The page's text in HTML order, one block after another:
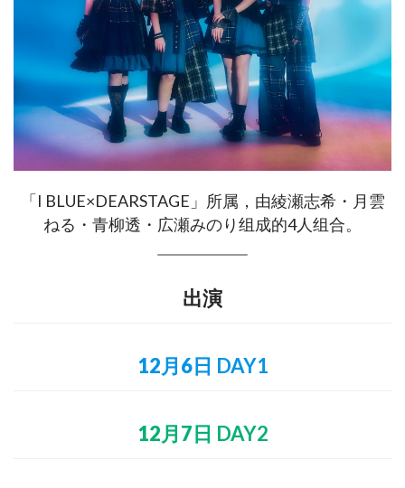
「I BLUE×DEARSTAGE」所属，由綾瀬志希・月雲
ねる・青柳透・広瀬みのり组成的4人组合。
出演
12月6日 DAY1
12月7日 DAY2